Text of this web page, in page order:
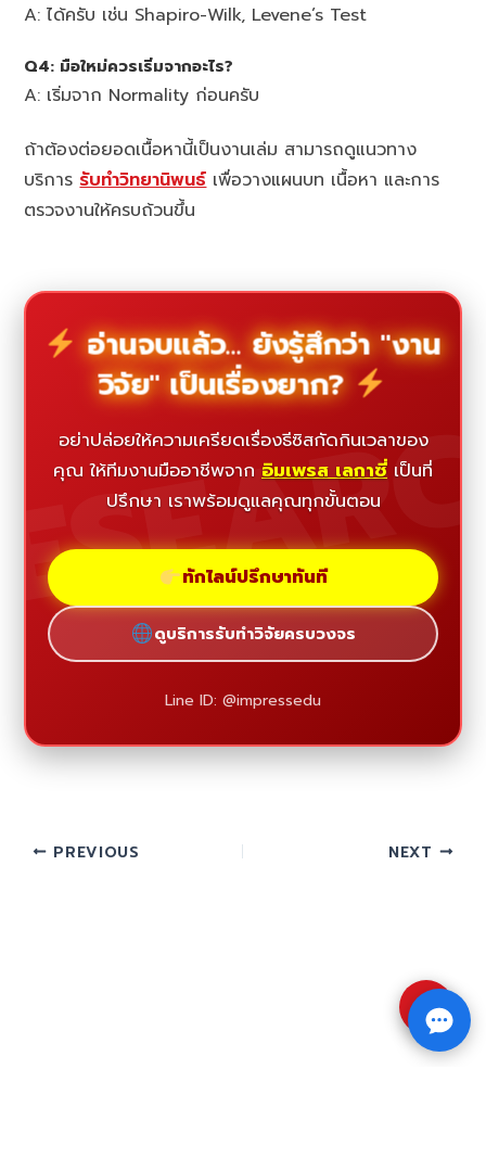
A: ได้ครับ เช่น Shapiro-Wilk, Levene’s Test
Q4: มือใหม่ควรเริ่มจากอะไร?
A: เริ่มจาก Normality ก่อนครับ
ถ้าต้องต่อยอดเนื้อหานี้เป็นงานเล่ม สามารถดูแนวทาง
บริการ รับทำวิทยานิพนธ์ เพื่อวางแผนบท เนื้อหา และการ
ตรวจงานให้ครบถ้วนขึ้น
อ่านจบแล้ว... ยังรู้สึกว่า "งาน
วิจัย" เป็นเรื่องยาก?
อย่าปล่อยให้ความเครียดเรื่องธีซิสกัดกินเวลาของ
คุณ ให้ทีมงานมืออาชีพจาก อิมเพรส เลกาซี่ เป็นที่
ปรึกษา เราพร้อมดูแลคุณทุกขั้นตอน
ทักไลน์ปรึกษาทันที
ดูบริการรับทำวิจัยครบวงจร
Line ID: @impressedu
PREVIOUS NEXT
⇧